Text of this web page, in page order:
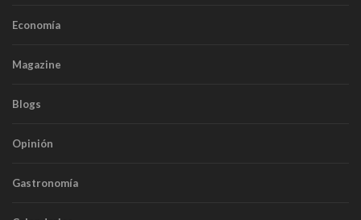
Economía
Magazine
Blogs
Opinión
Gastronomía